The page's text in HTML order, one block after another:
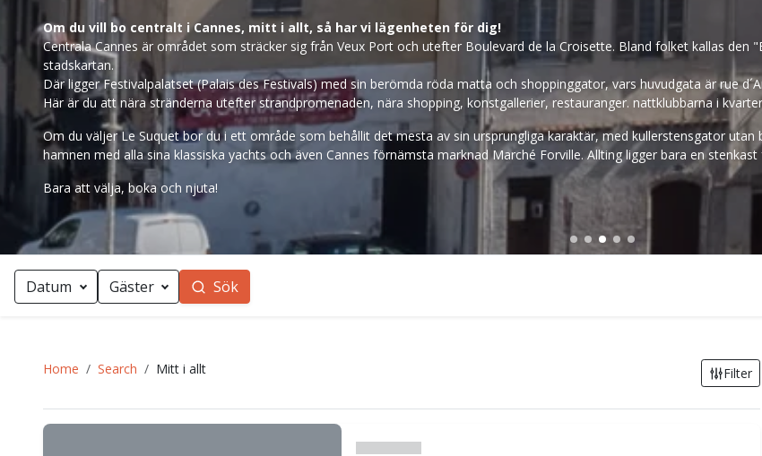
Om du vill bo centralt i Cannes, mitt i allt, så har vi lägenheten för dig!
Centrala Cannes är området som sträcker sig från Veux Port och utefter Boulevard de la Croisette. Bland folket kallas den
stadskartan.
Där ligger Festivalpalatset (Palais des Festivals) med sin berömda röda matta och shoppinggator, vars huvudgata är rue
Här är du att nära stränderna utefter strandpromenaden, nära shopping, konstgallerier, restauranger. nattklubbarna i
Om du väljer Le Suquet bor du i ett område som behållit det mesta av sin ursprungliga karaktär, med kullerstensgator
hamnen med alla sina klassiska yachts och även Cannes förnämsta marknad Marché Forville. Allting ligger bara en stenkast
Bara att välja, boka och njuta!
Datum Gäster Sök
Home Search Mitt i allt Filter